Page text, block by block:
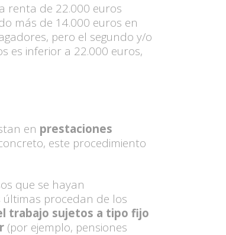
renta de 22.000 euros
más de 14.000 euros en
pero el segundo y/o
es inferior a 22.000 euros,
en prestaciones
este procedimiento
que se hayan
procedan de los
trabajo sujetos a tipo fijo
(por ejemplo, pensiones